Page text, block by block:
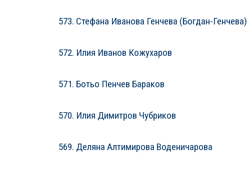
573. Стефана Иванова Генчева (Богдан-Генчева)
572. Илия Иванов Кожухаров
571. Ботьо Пенчев Бараков
570. Илия Димитров Чубриков
569. Деляна Алтимирова Воденичарова